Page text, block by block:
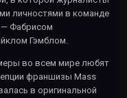
личностями в команде
— Фабрисом
Гэмблом.
во всем мире любят
франшизы Mass
в оригинальной